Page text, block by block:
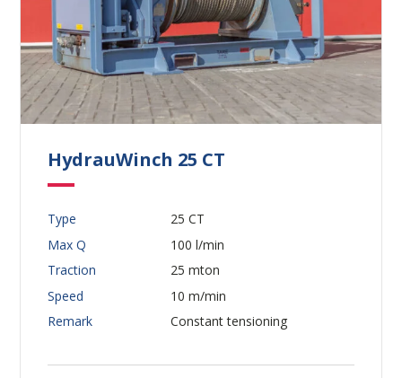
HydrauWinch 25 CT
Type
25 CT
Max Q
100 l/min
Traction
25 mton
Speed
10 m/min
Remark
Constant tensioning